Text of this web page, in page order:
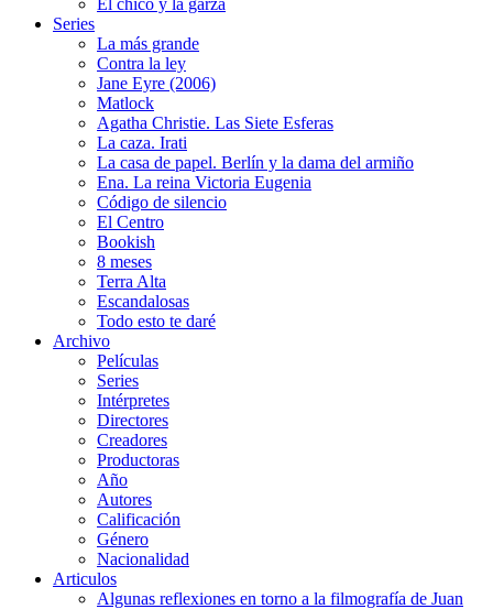
Series
La más grande
Contra la ley
Jane Eyre (2006)
Matlock
Agatha Christie. Las Siete Esferas
La caza. Irati
La casa de papel. Berlín y la dama del armiño
Ena. La reina Victoria Eugenia
Código de silencio
El Centro
Bookish
8 meses
Terra Alta
Escandalosas
Todo esto te daré
Archivo
Películas
Series
Intérpretes
Directores
Creadores
Productoras
Año
Autores
Calificación
Género
Nacionalidad
Articulos
Algunas reflexiones en torno a la filmografía de Juan